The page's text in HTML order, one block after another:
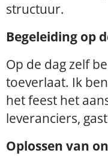
structuur.
Begeleiding op
Op de dag zelf
toeverlaat. Ik
het feest het
leveranciers,
Oplossen van